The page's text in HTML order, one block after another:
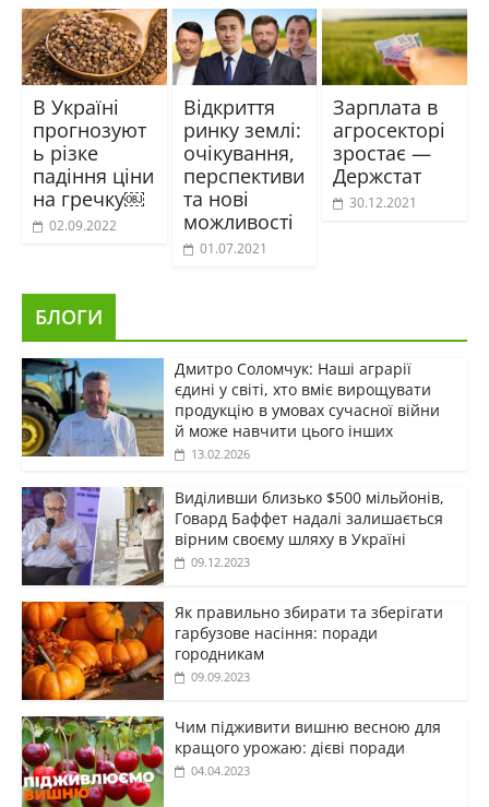
В Україні
прогнозуют
ь різке
падіння ціни
на гречку￼
02.09.2022
Відкриття
ринку землі:
очікування,
перспективи
та нові
можливості
01.07.2021
Зарплата в
агросекторі
зростає —
Держстат
30.12.2021
БЛОГИ
Дмитро Соломчук: Наші аграрії
єдині у світі, хто вміє вирощувати
продукцію в умовах сучасної війни
й може навчити цього інших
13.02.2026
Виділивши близько $500 мільйонів,
Говард Баффет надалі залишається
вірним своєму шляху в Україні
09.12.2023
Як правильно збирати та зберігати
гарбузове насіння: поради
городникам
09.09.2023
Чим підживити вишню весною для
кращого урожаю: дієві поради
04.04.2023